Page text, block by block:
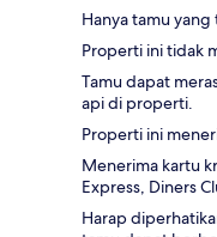
Hanya tamu
Properti ini tidak
Tamu dapat
api di properti.
Properti ini
Menerima kartu
Express, Diners
Harap